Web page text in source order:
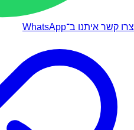
צרו קשר איתנו ב־WhatsApp